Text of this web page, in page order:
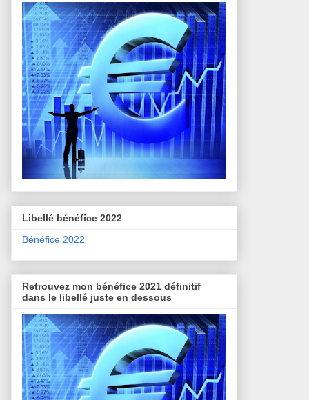
Libellé bénéfice 2022
Bénéfice 2022
Retrouvez mon bénéfice 2021 définitif
dans le libellé juste en dessous